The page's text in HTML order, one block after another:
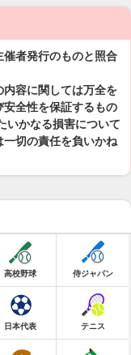
者発行のものと照合
容に関しては万全を
全性を保証するもの
いかなる損害について
切の責任を負いかね
高校野球 侍ジャパン
日本代表 テニス